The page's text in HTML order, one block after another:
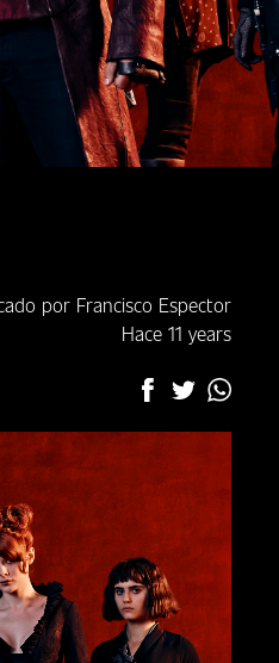
por Francisco Espector
Hace 11 years